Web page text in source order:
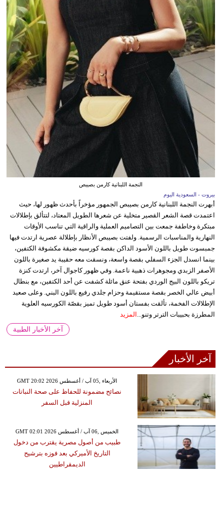
النجمة اللبنانية كارمن بصيبص
بيروت - السعودية اليوم
أبهرت النجمة اللبنانية كارمن بصيبص الجمهور مؤخراً بأحدث ظهور لها، حيث
اعتمدت قصة الشعر القصير متخلية عن شعرها الطويل المعتاد، لتتألق بإطلالات
مبتكرة وخاطفة جمعت بين التصاميم العملية والراقية التي تناسب الأوقات
النهارية والمناسبات الرسمية. ولفتت بصيبص الأنظار بإطلالة عصرية ارتدت فيها
جمبسوت طويل باللون الأسود الداكن بقصة كورسيه ضيقة مكشوفة الكتفين،
بينما انسدل الجزء السفلي بقصة واسعة، ونسقت معه حقيبة يد صغيرة باللون
الأصفر الزبدي ومجوهرات ذهبية ناعمة. وفي ظهور كاجوال آخر، ارتدت كنزة
تريكو باللون البيج الوردي بفتحة عنق مائلة كشفت عن أحد الكتفين، مع بنطال
أبيض عالي الخصر بقصة مستقيمة وحزام جلدي رفيع باللون البني. وعلى صعيد
الإطلالات الفخمة، تألقت بفستان أسود طويل تميز بقصّة الكورسيه العلوية
المطرزة بحبيبات الترتر وتنو...
المزيد
آخر الأخبار الطبية
آخر الأخبار
GMT 20:02 2026 الأربعاء ,05 آب / أغسطس
نصائح مضمونة للحفاظ على صحة النباتات
المنزلية قبل السفر
GMT 02:01 2026 الخميس ,06 آب / أغسطس
طبيب من أصول مصرية يقترب من دخول
التاريخ الأميركي بعد فوزه بترشيح
الديمقراطيين